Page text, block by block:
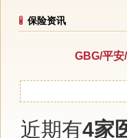
保险资讯
GBG/平
近期有4家